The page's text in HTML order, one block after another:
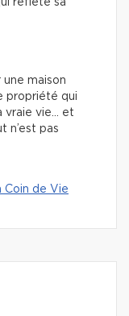
reflète sa
une maison
propriété qui
vraie vie… et
n’est pas
Coin de Vie